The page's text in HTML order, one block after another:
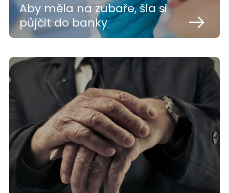
Aby měla na zubaře, šla si
půjčit do banky